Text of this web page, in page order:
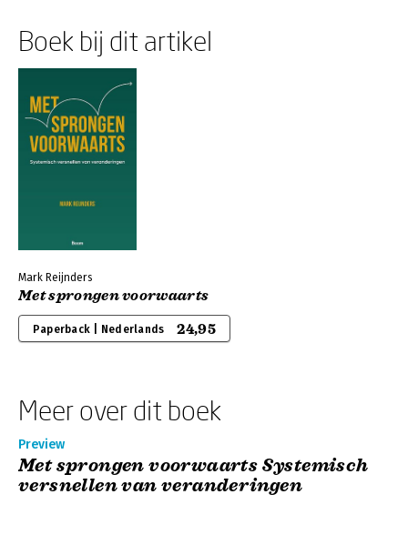
Boek bij dit artikel
Mark Reijnders
Met sprongen voorwaarts
Paperback | Nederlands 24,95
Meer over dit boek
Preview
Met sprongen voorwaarts Systemisch
versnellen van veranderingen